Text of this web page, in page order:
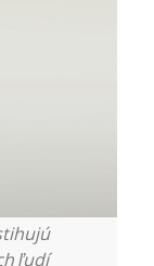
ľudí